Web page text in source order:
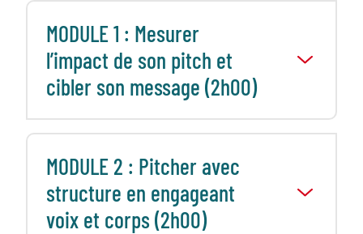
MODULE 1 : Mesurer
l’impact de son pitch et
cibler son message (2h00)
MODULE 2 : Pitcher avec
structure en engageant
voix et corps (2h00)